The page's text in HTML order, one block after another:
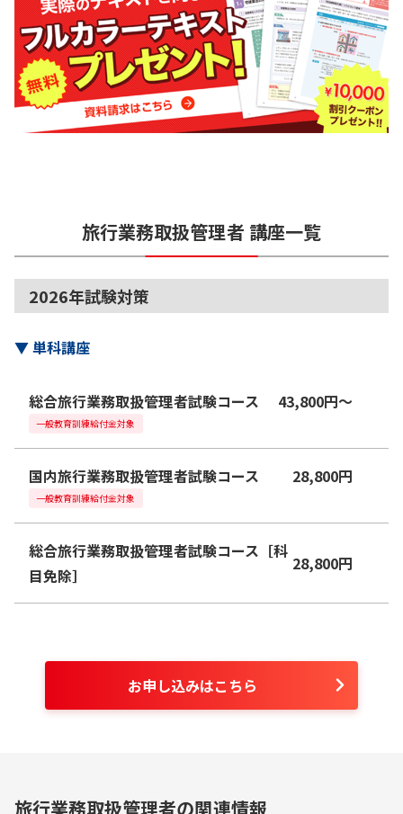
旅行業務取扱管理者 講座一覧
2026年試験対策
▼単科講座
総合旅行業務取扱管理者試験コース 43,800円〜
一般教育訓練給付金対象
国内旅行業務取扱管理者試験コース 28,800円
一般教育訓練給付金対象
総合旅行業務取扱管理者試験コース［科
目免除］
28,800円
お申し込みはこちら
旅行業務取扱管理者の関連情報